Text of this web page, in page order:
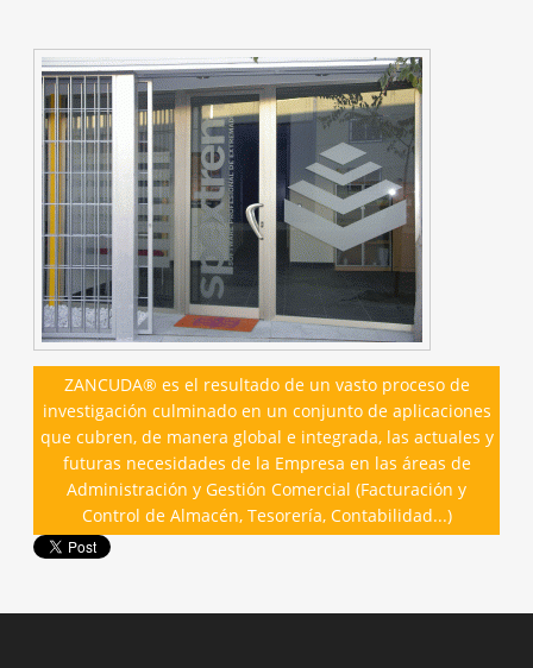
ZANCUDA® es el resultado de un vasto proceso de
investigación culminado en un conjunto de aplicaciones
que cubren, de manera global e integrada, las actuales y
futuras necesidades de la Empresa en las áreas de
Administración y Gestión Comercial (Facturación y
Control de Almacén, Tesorería, Contabilidad...)